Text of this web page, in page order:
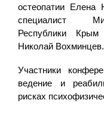
остеопатии Елена
специалист
Республики Крым
Николай Вохминцев.
Участники
ведение и
рисках